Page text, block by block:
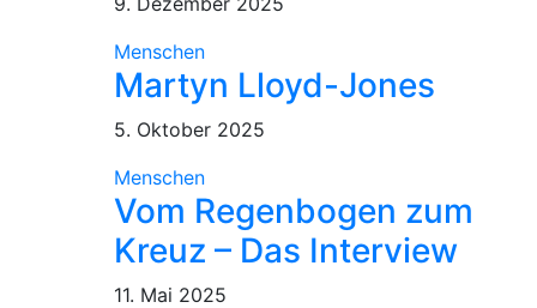
Menschen
Martyn Lloyd-Jones
5. Oktober 2025
Menschen
Vom Regenbogen zum
Kreuz – Das Interview
11. Mai 2025